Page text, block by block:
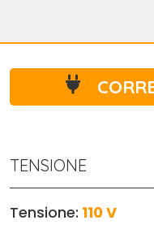
TENSIONE
Tensione: 110 V